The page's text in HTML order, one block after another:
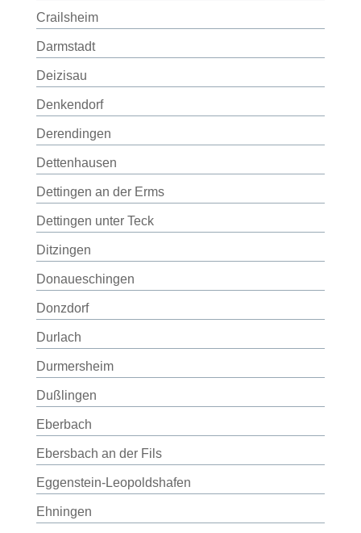
Crailsheim
Darmstadt
Deizisau
Denkendorf
Derendingen
Dettenhausen
Dettingen an der Erms
Dettingen unter Teck
Ditzingen
Donaueschingen
Donzdorf
Durlach
Durmersheim
Dußlingen
Eberbach
Ebersbach an der Fils
Eggenstein-Leopoldshafen
Ehningen